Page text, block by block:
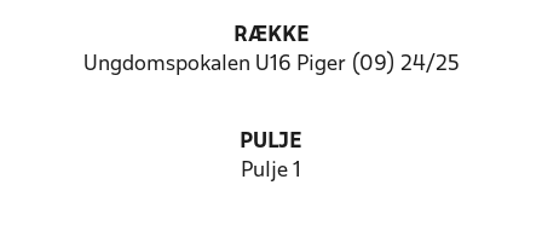
RÆKKE
Ungdomspokalen U16 Piger (09) 24/25
PULJE
Pulje 1